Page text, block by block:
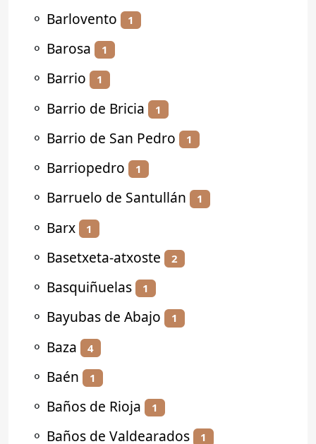
⚬ Barlovento 1
⚬ Barosa 1
⚬ Barrio 1
⚬ Barrio de Bricia 1
⚬ Barrio de San Pedro 1
⚬ Barriopedro 1
⚬ Barruelo de Santullán 1
⚬ Barx 1
⚬ Basetxeta-atxoste 2
⚬ Basquiñuelas 1
⚬ Bayubas de Abajo 1
⚬ Baza 4
⚬ Baén 1
⚬ Baños de Rioja 1
⚬ Baños de Valdearados 1